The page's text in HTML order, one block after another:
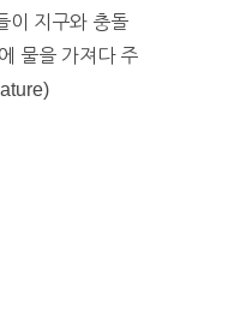
이 지구와 충돌
물을 가져다 주